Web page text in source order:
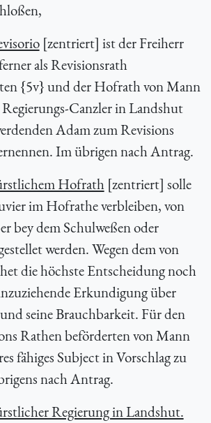
[zentriert] ist der Freiherr
als Revisionsrath
{5v} und der Hofrath von Mann
Regierungs-Canzler in Landshut
Adam zum Revisions
Im übrigen nach Antrag.
Hofrath[zentriert] solle
im Hofrathe verbleiben, von
bey dem Schulweßen oder
werden. Wegen dem von
die höchste Entscheidung noch
Erkundigung über
seine Brauchbarkeit. Für den
Rathen beförderten von Mann
fähiges Subject in Vorschlag zu
nach Antrag.
Regierung in Landshut.